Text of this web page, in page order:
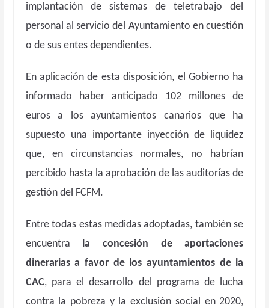
implantación de sistemas de teletrabajo del
personal al servicio del Ayuntamiento en cuestión
o de sus entes dependientes.
En aplicación de esta disposición, el Gobierno ha
informado haber anticipado 102 millones de
euros a los ayuntamientos canarios que ha
supuesto una importante inyección de liquidez
que, en circunstancias normales, no habrían
percibido hasta la aprobación de las auditorías de
gestión del FCFM.
Entre todas estas medidas adoptadas, también se
encuentra la concesión de aportaciones
dinerarias a favor de los ayuntamientos de la
CAC, para el desarrollo del programa de lucha
contra la pobreza y la exclusión social en 2020,